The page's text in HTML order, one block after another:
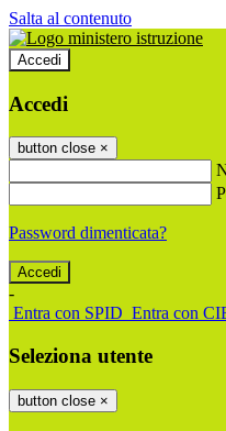
Salta al contenuto
Accedi
Accedi
button close ×
Password dimenticata?
-
Entra con SPID Entra con
Seleziona utente
button close ×